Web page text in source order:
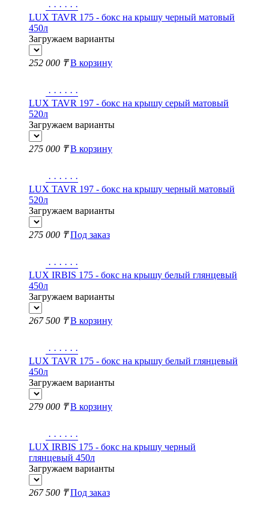
· · · · · ·
LUX TAVR 175 - бокс на крышу черный матовый
450л
Загружаем варианты
252 000 ₸ В корзину
· · · · · ·
LUX TAVR 197 - бокс на крышу серый матовый
520л
Загружаем варианты
275 000 ₸ В корзину
· · · · · ·
LUX TAVR 197 - бокс на крышу черный матовый
520л
Загружаем варианты
275 000 ₸ Под заказ
· · · · · ·
LUX IRBIS 175 - бокс на крышу белый глянцевый
450л
Загружаем варианты
267 500 ₸ В корзину
· · · · · ·
LUX TAVR 175 - бокс на крышу белый глянцевый
450л
Загружаем варианты
279 000 ₸ В корзину
· · · · · ·
LUX IRBIS 175 - бокс на крышу черный
глянцевый 450л
Загружаем варианты
267 500 ₸ Под заказ